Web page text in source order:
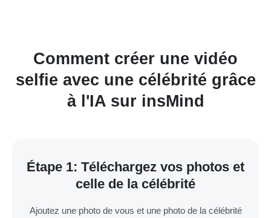
Comment créer une vidéo
selfie avec une célébrité grâce
à l'IA sur insMind
Étape 1: Téléchargez vos photos et
celle de la célébrité
Ajoutez une photo de vous et une photo de la célébrité